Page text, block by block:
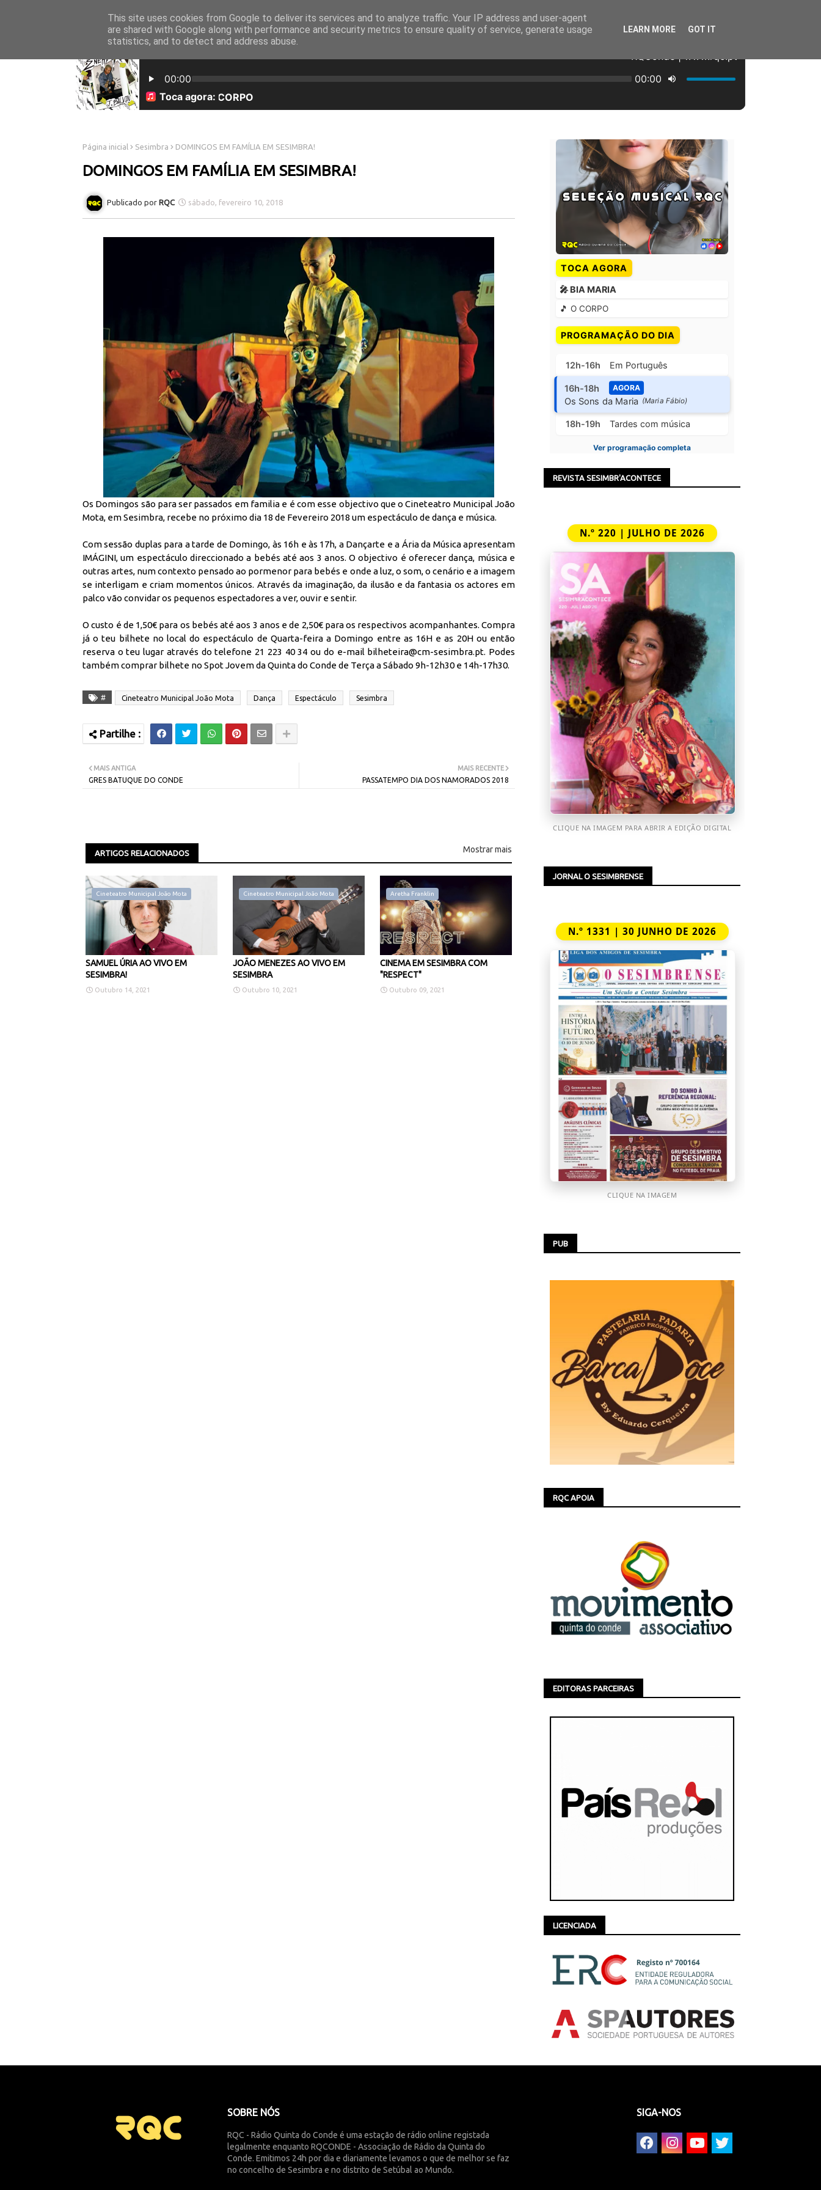
INICÍO SOBRE NÓS EQUIPA PROGRAMAÇÃO OUVIR EM DIRETO
Página inicial Sesimbra DOMINGOS EM FAMÍLIA EM SESIMBRA!
DOMINGOS EM FAMÍLIA EM SESIMBRA!
RQC sábado, fevereiro 10, 2018
Os Domingos são para ser passados em familia e é com esse objectivo que o Cineteatro Municipal João
Mota, em Sesimbra, recebe no próximo dia 18 de Fevereiro 2018 um espectáculo de dança e música.
Com sessão duplas para a tarde de Domingo, às 16h e às 17h, a Dançarte e a Ária da Música apresentam
IMÁGINI, um espectáculo direccionado a bebés até aos 3 anos. O objectivo é oferecer dança, música e
outras artes, num contexto pensado ao pormenor para bebés e onde a luz, o som, o cenário e a imagem
se interligam e criam momentos únicos. Através da imaginação, da ilusão e da fantasia os actores em
palco vão convidar os pequenos espectadores a ver, ouvir e sentir.
O custo é de 1,50€ para os bebés até aos 3 anos e de 2,50€ para os respectivos acompanhantes. Compra
já o teu bilhete no local do espectáculo de Quarta-feira a Domingo entre as 16H e as 20H ou então
reserva o teu lugar através do telefone 21 223 40 34 ou do e-mail bilheteira@cm-sesimbra.pt. Podes
também comprar bilhete no Spot Jovem da Quinta do Conde de Terça a Sábado 9h-12h30 e 14h-17h30.
# Cineteatro Municipal João Mota Dança Espectáculo Sesimbra
MAIS RECENTE
PASSATEMPO DIA DOS NAMORADOS 2018
MAIS ANTIGA
GRES BATUQUE DO CONDE
ARTIGOS RELACIONADOS Mostrar mais
Cineteatro Municipal João Mota
SAMUEL ÚRIA AO VIVO EM
SESIMBRA!
Outubro 14, 2021
Cineteatro Municipal João Mota
JOÃO MENEZES AO VIVO EM
SESIMBRA
Outubro 10, 2021
Aretha Franklin
CINEMA EM SESIMBRA COM
"RESPECT"
Outubro 09, 2021
TOCA AGORA
🎤 BIA MARIA
🎵 O CORPO
PROGRAMAÇÃO DO DIA
12h-16h Em Português
16h-18h AGORA
Os Sons da Maria (Maria Fábio)
18h-19h Tardes com música
Ver programação completa
REVISTA SESIMBR'ACONTECE
N.º 220 | JULHO DE 2026
CLIQUE NA IMAGEM PARA ABRIR A EDIÇÃO DIGITAL
JORNAL O SESIMBRENSE
N.º 1331 | 30 JUNHO DE 2026
CLIQUE NA IMAGEM
PUB
RQC APOIA
EDITORAS PARCEIRAS
LICENCIADA
SOBRE NÓS
RQC - Rádio Quinta do Conde é uma estação de rádio online registada
legalmente enquanto RQCONDE - Associação de Rádio da Quinta do
Conde. Emitimos 24h por dia e diariamente levamos o que de melhor se faz
no concelho de Sesimbra e no distrito de Setúbal ao Mundo.
SIGA-NOS
This site uses cookies from Google to deliver its services and to analyze traffic. Your IP address and user-agent
are shared with Google along with performance and security metrics to ensure quality of service, generate usage
statistics, and to detect and address abuse.
LEARN MORE GOT IT